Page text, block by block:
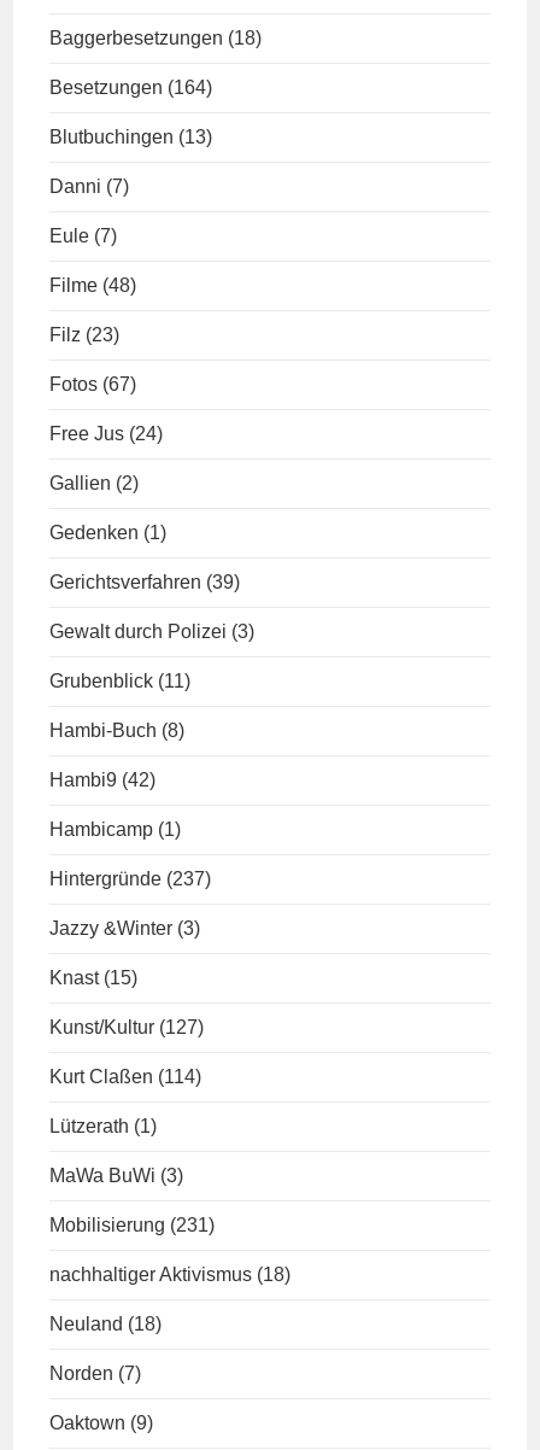
Baggerbesetzungen (18)
Besetzungen (164)
Blutbuchingen (13)
Danni (7)
Eule (7)
Filme (48)
Filz (23)
Fotos (67)
Free Jus (24)
Gallien (2)
Gedenken (1)
Gerichtsverfahren (39)
Gewalt durch Polizei (3)
Grubenblick (11)
Hambi-Buch (8)
Hambi9 (42)
Hambicamp (1)
Hintergründe (237)
Jazzy &Winter (3)
Knast (15)
Kunst/Kultur (127)
Kurt Claßen (114)
Lützerath (1)
MaWa BuWi (3)
Mobilisierung (231)
nachhaltiger Aktivismus (18)
Neuland (18)
Norden (7)
Oaktown (9)